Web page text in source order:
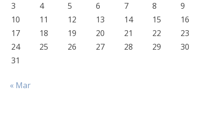
3
4 5 6 7 8
9
10
11 12 13 14 15
16
17
18 19 20 21 22
23
24
25 26 27 28 29
30
31
« Mar